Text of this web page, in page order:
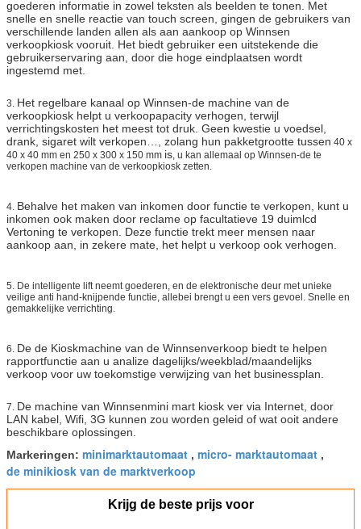
Goedkeuring
CE, FCC
goederen informatie in zowel teksten als beelden te tonen. Met
snelle en snelle reactie van touch screen, gingen de gebruikers van
verschillende landen allen als aan aankoop op Winnsen
verkoopkiosk vooruit. Het biedt gebruiker een uitstekende die
gebruikerservaring aan, door die hoge eindplaatsen wordt
ingestemd met.
3. Het regelbare kanaal op Winnsen-de machine van de
verkoopkiosk helpt u verkoopapacity verhogen, terwijl
verrichtingskosten het meest tot druk. Geen kwestie u voedsel,
drank, sigaret wilt verkopen…, zolang hun pakketgrootte tussen 40 x
40 x 40 mm en 250 x 300 x 150 mm is , u kan allemaal op Winnsen-de te
verkopen machine van de verkoopkiosk zetten.
4. Behalve het maken van inkomen door functie te verkopen, kunt u
inkomen ook maken door reclame op facultatieve 19 duimlcd
Vertoning te verkopen. Deze functie trekt meer mensen naar
aankoop aan, in zekere mate, het helpt u verkoop ook verhogen.
5. De intelligente lift neemt goederen, en de elektronische deur met unieke
veilige anti hand-knijpende functie, allebei brengt u een vers gevoel. Snelle en
gemakkelijke verrichting.
6. De de Kioskmachine van de Winnsenverkoop biedt te helpen
rapportfunctie aan u analize dagelijks/weekblad/maandelijks
verkoop voor uw toekomstige verwijzing van het businessplan.
7. De machine van Winnsenmini mart kiosk ver via Internet, door
LAN kabel, Wifi, 3G kunnen zou worden geleid of wat ooit andere
beschikbare oplossingen.
Markeringen: minimarktautomaat , micro- marktautomaat ,
de minikiosk van de marktverkoop
Krijg de beste prijs voor